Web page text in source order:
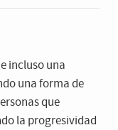
incluso una
una forma de
que
la progresividad